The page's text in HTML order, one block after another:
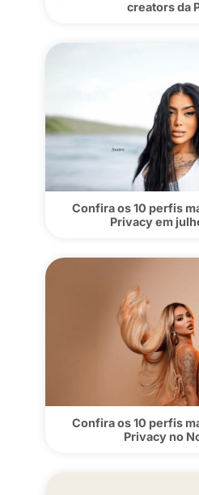
Privacy e
do
Laranjinha:
gerenciamento